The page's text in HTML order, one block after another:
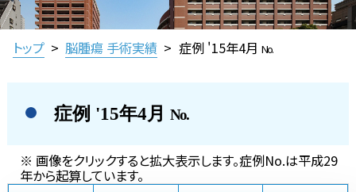
トップ > 脳腫瘍 手術実績 > 症例 '15年4月 No.
症例 '15年4月 No.
※ 画像をクリックすると拡大表示します。症例No.は平成29
年から起算しています。